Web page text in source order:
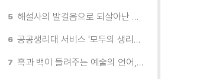
해설사의 발걸음으로 되살아난 수원의 독립운동 역사
공공생리대 서비스 '모두의 생리대' 시범 운영...수원시청·4개 구청 등에 지급기 설치
흑과 백이 들려주는 예술의 언어, 수원시립미술관 소장품전《블랑 블랙 파노라마》